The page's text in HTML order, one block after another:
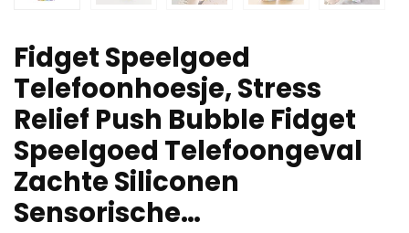
Fidget Speelgoed
Telefoonhoesje, Stress
Relief Push Bubble Fidget
Speelgoed Telefoongeval
Zachte Siliconen
Sensorische…